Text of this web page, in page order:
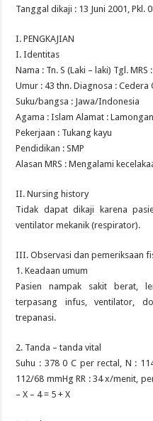
Tanggal dikaji : 13 Juni 2001, Pkl.
I. PENGKAJIAN
I. Identitas
Nama : Tn. S (Laki – laki) Tgl. MRS
Umur : 43 thn. Diagnosa : Cedera
Suku/bangsa : Jawa/Indonesia
Agama : Islam Alamat : Lamongan
Pekerjaan : Tukang kayu
Pendidikan : SMP
Alasan MRS : Mengalami
II. Nursing history
Tidak dapat dikaji karena
ventilator mekanik (respirator).
III. Observasi dan pemeriksaan
1. Keadaan umum
Pasien nampak sakit berat,
terpasang infus, ventilator,
trepanasi.
2. Tanda – tanda vital
Suhu : 378 0 C per rectal, N :
112/68 mmHg RR : 34 x/menit,
– X – 4 = 5 + X